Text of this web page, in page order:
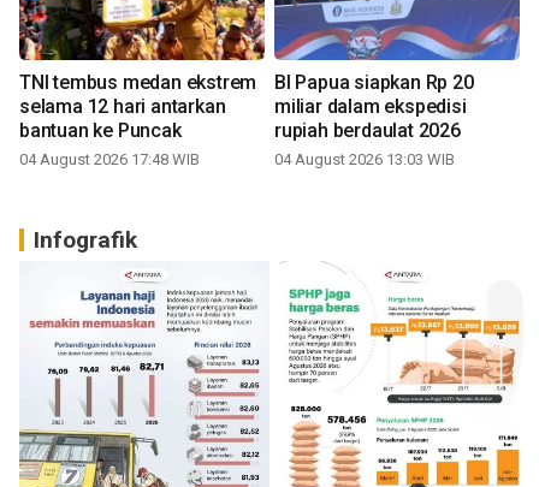
TNI tembus medan ekstrem
selama 12 hari antarkan
bantuan ke Puncak
04 August 2026 17:48 WIB
BI Papua siapkan Rp 20
miliar dalam ekspedisi
rupiah berdaulat 2026
04 August 2026 13:03 WIB
Infografik